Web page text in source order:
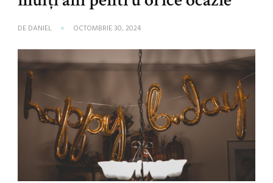
DE DANIEL OCTOMBRIE 30, 2024